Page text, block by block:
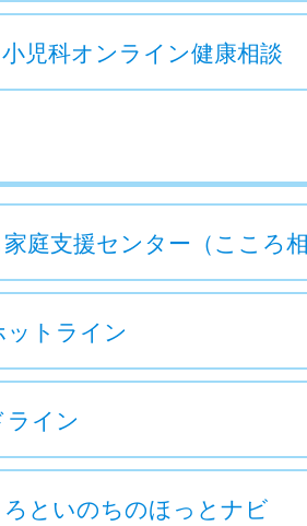
児科オンライン健康相談
庭支援センター（こころ
トライン
イン
といのちのほっとナビ